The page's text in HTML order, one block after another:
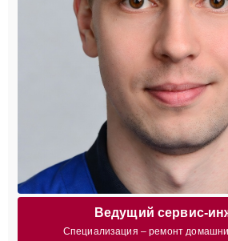
Ведущий сервис-
Специализация – ремонт